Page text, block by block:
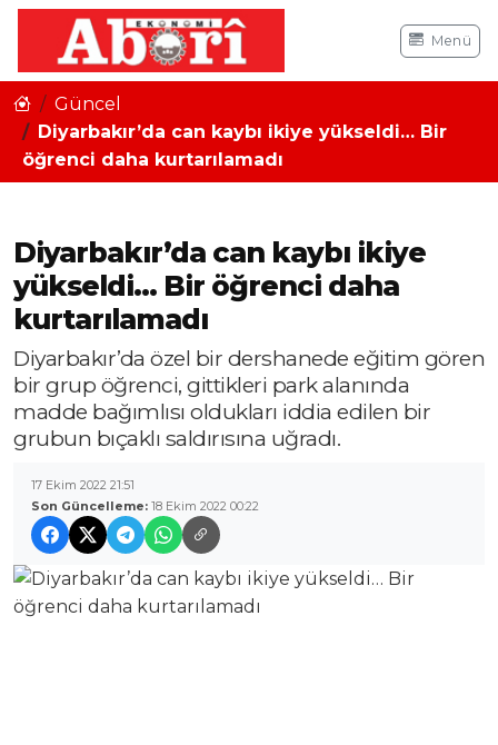
Menü
Güncel
Diyarbakır’da can kaybı ikiye yükseldi… Bir
öğrenci daha kurtarılamadı
Diyarbakır’da can kaybı ikiye
yükseldi… Bir öğrenci daha
kurtarılamadı
Diyarbakır’da özel bir dershanede eğitim gören
bir grup öğrenci, gittikleri park alanında
madde bağımlısı oldukları iddia edilen bir
grubun bıçaklı saldırısına uğradı.
17 Ekim 2022 21:51
Son Güncelleme: 18 Ekim 2022 00:22